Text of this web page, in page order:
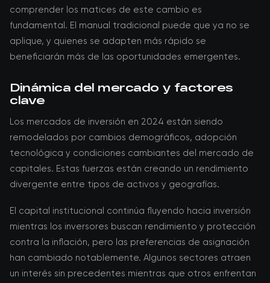
comprender los matices de este cambio es
fundamental. El manual tradicional puede que ya no se
aplique, y quienes se adapten más rápido se
beneficiarán más de las oportunidades emergentes.
Dinámica del mercado y factores
clave
Los mercados de inversión en 2024 están siendo
remodelados por cambios demográficos, adopción
tecnológica y condiciones cambiantes del mercado de
capitales. Estas fuerzas están creando un rendimiento
divergente entre tipos de activos y geografías.
El capital institucional continúa fluyendo hacia inversión
mientras los inversores buscan rendimiento y protección
contra la inflación, pero las preferencias de asignación
han cambiado notablemente. Algunos sectores atraen
un interés sin precedentes mientras que otros enfrentan